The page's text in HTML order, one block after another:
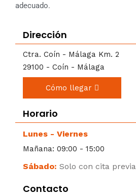
adecuado.
Dirección
Ctra. Coín - Málaga Km. 2
29100 - Coín - Málaga
Cómo llegar
Horario
Lunes - Viernes
Mañana: 09:00 - 15:00
Sábado: Solo con cita previa
Contacto